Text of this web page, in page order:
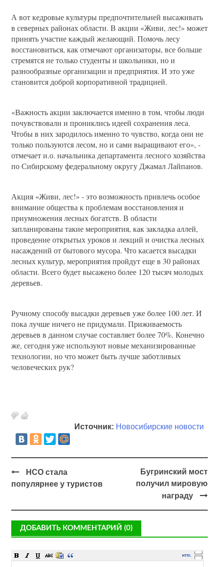
А вот кедровые культуры предпочтительней высаживать
в северных районах области. В акции «Живи, лес!» может
принять участие каждый желающий. Помочь лесу
восстановиться, как отмечают организаторы, все больше
стремятся не только студенты и школьники, но и
разнообразные организации и предприятия. И это уже
становится доброй корпоративной традицией.
«Важность акции заключается именно в том, чтобы люди
почувствовали и прониклись идеей сохранения леса.
Чтобы в них зародилось именно то чувство, когда они не
только пользуются лесом, но и сами выращивают его», -
отмечает и.о. начальника департамента лесного хозяйства
по Сибирскому федеральному округу Джамал Лайпанов.
Акция «Живи, лес!» - это возможность привлечь особое
внимание общества к проблемам восстановления и
приумножения лесных богатств. В области
запланированы такие мероприятия, как закладка аллей,
проведение открытых уроков и лекций и очистка лесных
насаждений от бытового мусора. Что касается высадки
лесных культур, мероприятия пройдут еще в 30 районах
области. Всего будет высажено более 120 тысяч молодых
деревьев.
Ручному способу высадки деревьев уже более 100 лет. И
пока лучше ничего не придумали. Приживаемость
деревьев в данном случае составляет более 70%. Конечно
же, сегодня уже используют новые механизированные
технологии, но что может быть лучше заботливых
человеческих рук?
Источник: Новосибирские новости
НСО стала
популярнее у туристов
Бугринский мост
получил мировую
награду
ДОБАВИТЬ КОММЕНТАРИЙ (0)